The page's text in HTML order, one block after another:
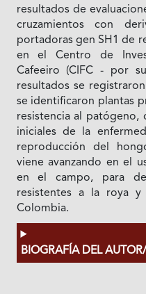
resultados de
cruzamientos con
portadoras gen SH1 de
en el Centro de
Cafeeiro (CIFC - por
resultados se
se identificaron plantas
resistencia al patógeno,
iniciales de la
reproducción del
viene avanzando en el
en el campo, para
resistentes a la roya y
Colombia.
BIOGRAFÍA DEL